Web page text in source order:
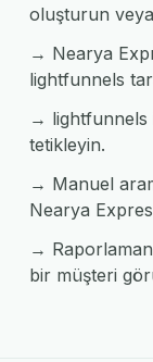
oluşturun
→ Nearya
lightfunnels
→ lightfunnels
tetikleyin.
→ Manuel
Nearya
→
bir müşteri